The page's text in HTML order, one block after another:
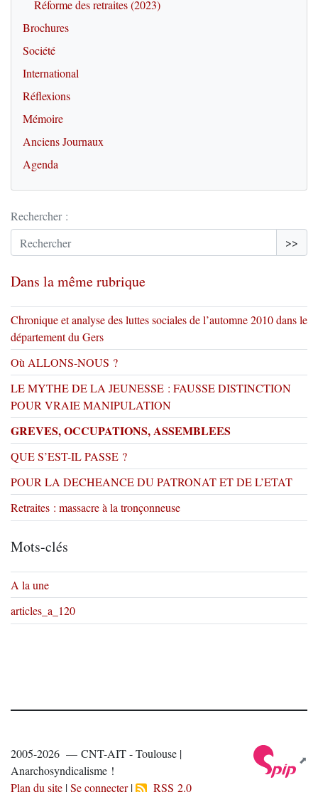
Réforme des retraites (2023)
Brochures
Société
International
Réflexions
Mémoire
Anciens Journaux
Agenda
Rechercher :
>>
Dans la même rubrique
Chronique et analyse des luttes sociales de l’automne 2010 dans le
département du Gers
Où ALLONS-NOUS ?
LE MYTHE DE LA JEUNESSE : FAUSSE DISTINCTION
POUR VRAIE MANIPULATION
GREVES, OCCUPATIONS, ASSEMBLEES
QUE S’EST-IL PASSE ?
POUR LA DECHEANCE DU PATRONAT ET DE L’ETAT
Retraites : massacre à la tronçonneuse
Mots-clés
A la une
articles_a_120
2005-2026 — CNT-AIT - Toulouse |
Anarchosyndicalisme !
Plan du site |Se connecter| RSS 2.0